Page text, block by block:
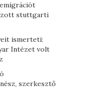
stuttgarti
ismerteti:
Intézet volt
szerkesztő